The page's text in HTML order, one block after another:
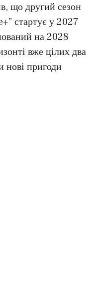
що другий сезон
стартує у 2027
на 2028
вже цілих два
нові пригоди